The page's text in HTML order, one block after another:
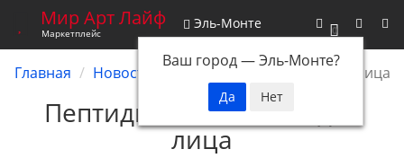
0
Мир Арт Лайф
Маркетплейс
Эль-Монте
Ваш город —Эль-Монте?
Главная Новости Пептиды в косметике для лица
Пептиды в косметике для
лица